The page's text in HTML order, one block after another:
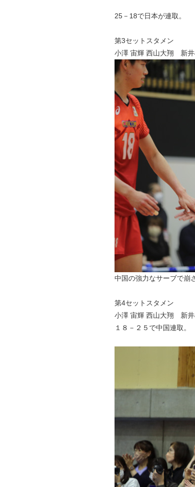
25－18で日本が連取。
第3セットスタメン
小澤 宙輝 西山大翔 新
中国の強力なサーブで崩
第4セットスタメン
小澤 宙輝 西山大翔 新
１８－２５で中国連取。